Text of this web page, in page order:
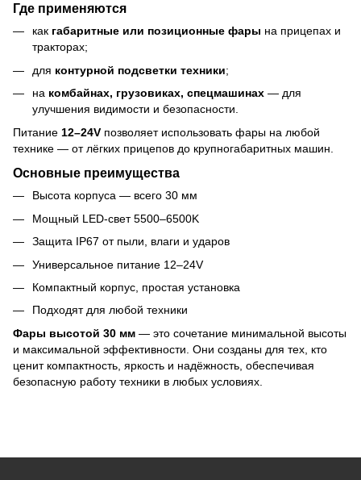
Где применяются
как габаритные или позиционные фары на прицепах и
тракторах;
для контурной подсветки техники;
на комбайнах, грузовиках, спецмашинах — для
улучшения видимости и безопасности.
Питание 12–24V позволяет использовать фары на любой
технике — от лёгких прицепов до крупногабаритных машин.
Основные преимущества
Высота корпуса — всего 30 мм
Мощный LED-свет 5500–6500K
Защита IP67 от пыли, влаги и ударов
Универсальное питание 12–24V
Компактный корпус, простая установка
Подходят для любой техники
Фары высотой 30 мм — это сочетание минимальной высоты
и максимальной эффективности. Они созданы для тех, кто
ценит компактность, яркость и надёжность, обеспечивая
безопасную работу техники в любых условиях.